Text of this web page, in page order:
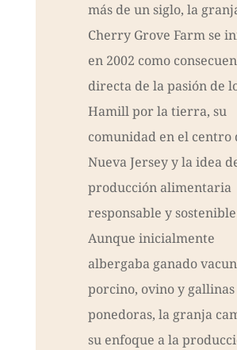
más de un siglo, la
Cherry Grove Farm se
en 2002 como
directa de la pasión de
Hamill por la tierra, su
comunidad en el centro
Nueva Jersey y la idea
producción alimentaria
responsable y
Aunque inicialmente
albergaba ganado
porcino, ovino y gallinas
ponedoras, la granja
su enfoque a la